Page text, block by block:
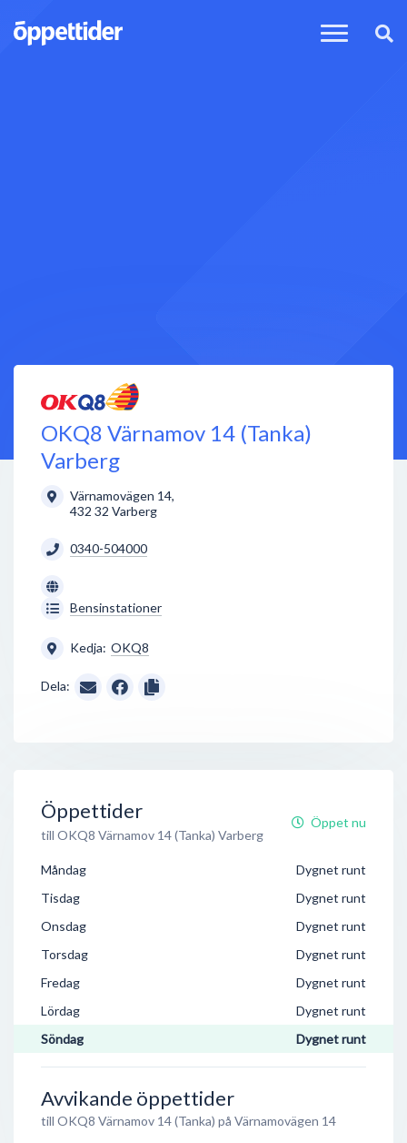
OKQ8 Värnamov 14 (Tanka)
Varberg
Värnamovägen 14,
432 32 Varberg
0340-504000
Bensinstationer
Kedja: OKQ8
Dela:
Öppettider
till OKQ8 Värnamov 14 (Tanka) Varberg
Öppet nu
Måndag
Dygnet runt
Tisdag
Dygnet runt
Onsdag
Dygnet runt
Torsdag
Dygnet runt
Fredag
Dygnet runt
Lördag
Dygnet runt
Söndag
Dygnet runt
Avvikande öppettider
till OKQ8 Värnamov 14 (Tanka) på Värnamovägen 14